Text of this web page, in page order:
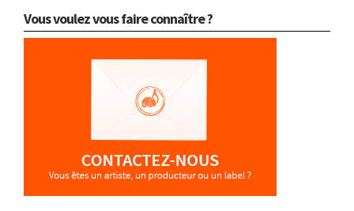
Vous voulez vous faire connaître ?